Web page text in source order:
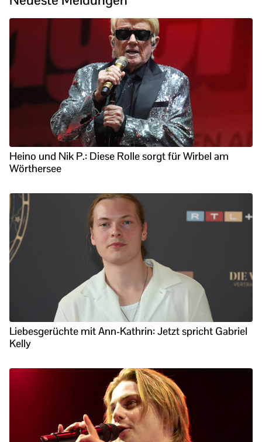
Heino und Nik P.: Diese Rolle sorgt für Wirbel am
Wörthersee
Liebesgerüchte mit Ann-Kathrin: Jetzt spricht Gabriel
Kelly